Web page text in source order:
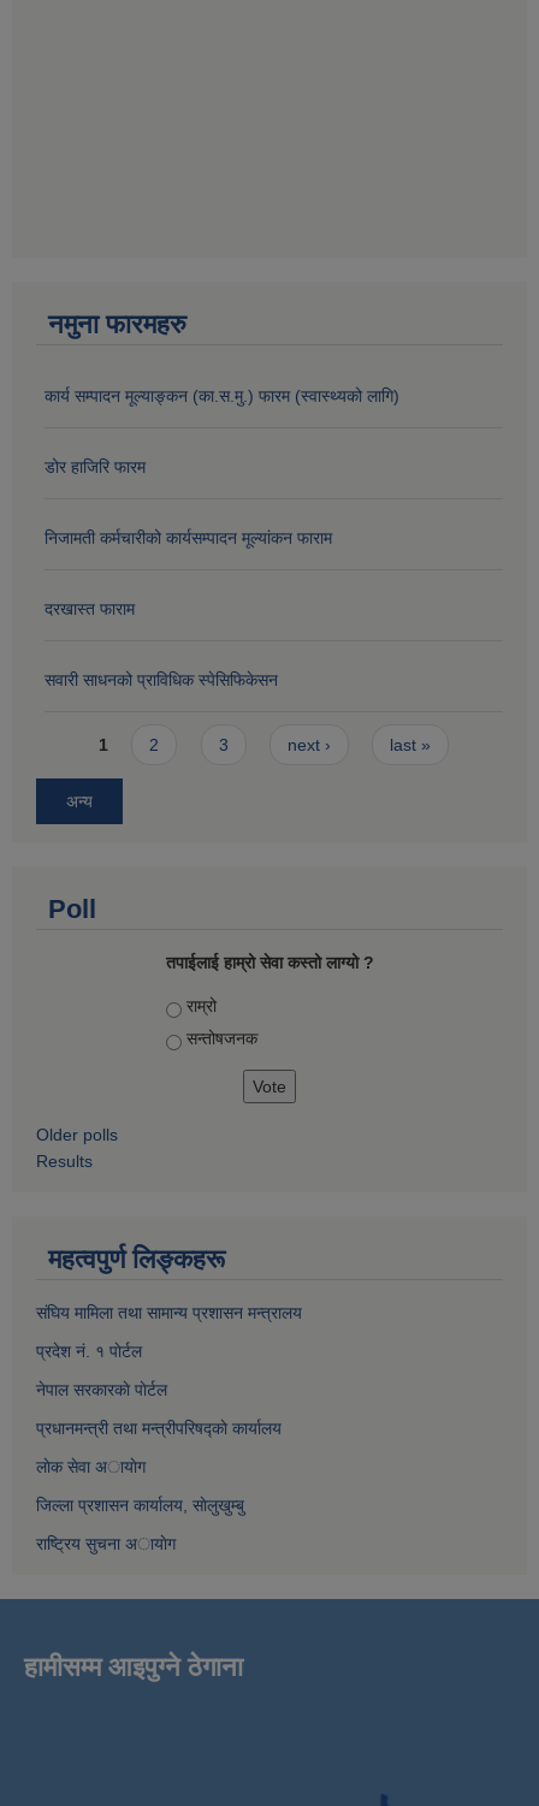
नमुना फारमहरु
कार्य सम्पादन मूल्याङ्कन (का.स.मु.) फारम (स्वास्थ्यको लागि)
डोर हाजिरि फारम
निजामती कर्मचारीको कार्यसम्पादन मूल्यांकन फाराम
दरखास्त फाराम
सवारी साधनको प्राविधिक स्पेसिफिकेसन
Pages
1 2 3 next › last »
अन्य
Poll
तपाईलाई हाम्रो सेवा कस्तो लाग्यो ?
Choices
राम्रो
सन्तोषज‍नक
Older polls
Results
महत्वपुर्ण लिङ्कहरू
संघिय मामिला तथा सामान्य प्रशासन मन्त्रालय
प्रदेश नं. १ पाेर्टल
नेपाल सरकारकाे पाेर्टल
प्रधानमन्त्री तथा मन्त्रीपरिषद्काे कार्यालय
लाेक सेवा अायाेग
जिल्ला प्रशासन कार्यालय, साेलुखुम्बु
राष्ट्रिय सुचना अायाेग
हामीसम्म आइपुग्ने ठेगाना